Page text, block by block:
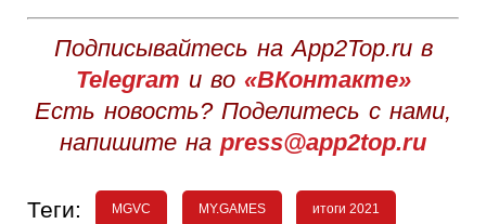
Подписывайтесь на App2Top.ru в
Telegram и во «ВКонтакте»
Есть новость? Поделитесь с нами,
напишите на press@app2top.ru
Теги: MGVC MY.GAMES итоги 2021